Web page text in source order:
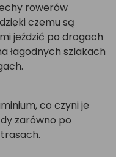
rowerów
czemu są
jeździć po drogach
łagodnych szlakach
co czyni je
zarówno po
trasach.